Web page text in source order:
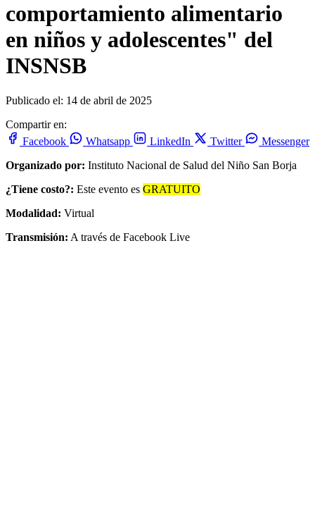
comportamiento alimentario
en niños y adolescentes" del
INSNSB
Publicado el: 14 de abril de 2025
Compartir en:
Facebook
Whatsapp LinkedIn Twitter
Messenger
Organizado por: Instituto Nacional de Salud del Niño San Borja
¿Tiene costo?: Este evento es GRATUITO
Modalidad: Virtual
Transmisión: A través de Facebook Live